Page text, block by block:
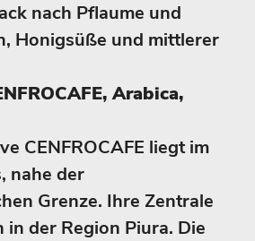
nach Pflaume und
Honigsüße und mittlerer
Arabica,
CENFROCAFE liegt im
nahe der
Grenze. Ihre Zentrale
in der Region Piura. Die